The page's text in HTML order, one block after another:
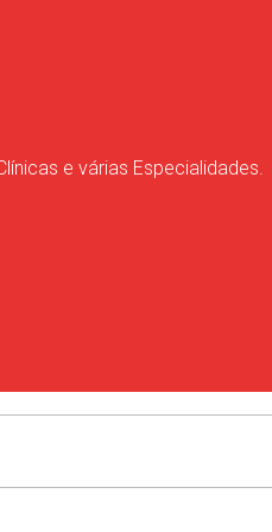
e várias Especialidades.